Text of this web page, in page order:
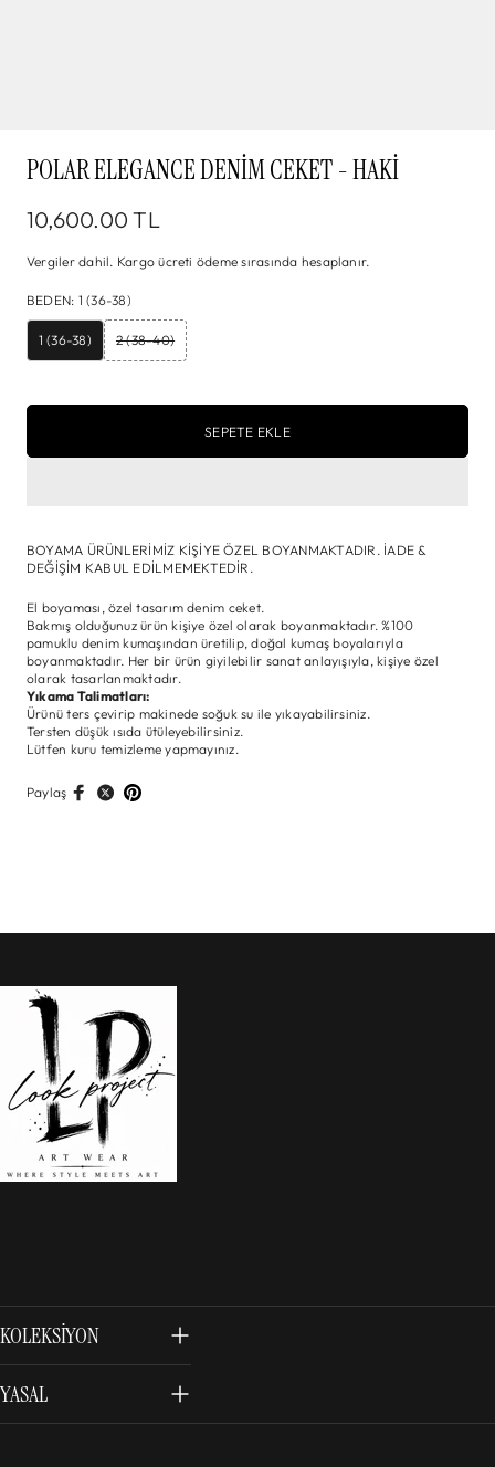
POLAR ELEGANCE DENIM CEKET - HAKI
10,600.00 TL
Vergiler dahil. Kargo ücreti ödeme sırasında hesaplanır.
BEDEN: 1 (36-38)
1 (36-38) 2 (38-40)
SEPETE EKLE
BOYAMA ÜRÜNLERİMİZ KİŞİYE ÖZEL BOYANMAKTADIR. İADE &
DEĞİŞİM KABUL EDİLMEMEKTEDİR.
El boyaması, özel tasarım denim ceket.
Bakmış olduğunuz ürün kişiye özel olarak boyanmaktadır. %100
pamuklu denim kumaşından üretilip, doğal kumaş boyalarıyla
boyanmaktadır. Her bir ürün giyilebilir sanat anlayışıyla, kişiye özel
olarak tasarlanmaktadır.
Yıkama Talimatları:
Ürünü ters çevirip makinede soğuk su ile yıkayabilirsiniz.
Tersten düşük ısıda ütüleyebilirsiniz.
Lütfen kuru temizleme yapmayınız.
Paylaş
KOLEKSIYON
YASAL